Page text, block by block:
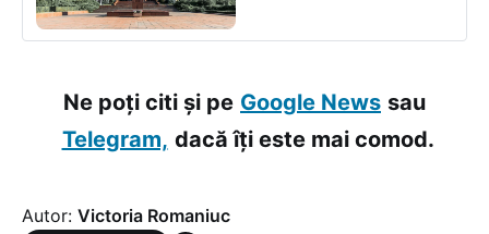
Ne poți citi și pe Google News sau
Telegram, dacă îți este mai comod.
Autor: Victoria Romaniuc